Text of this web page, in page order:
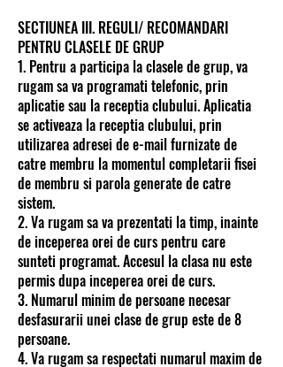
SECTIUNEA III. REGULI/ RECOMANDARI
PENTRU CLASELE DE GRUP
1. Pentru a participa la clasele de grup, va
rugam sa va programati telefonic, prin
aplicatie sau la receptia clubului. Aplicatia
se activeaza la receptia clubului, prin
utilizarea adresei de e-mail furnizate de
catre membru la momentul completarii fisei
de membru si parola generate de catre
sistem.
2. Va rugam sa va prezentati la timp, inainte
de inceperea orei de curs pentru care
sunteti programat. Accesul la clasa nu este
permis dupa inceperea orei de curs.
3. Numarul minim de persoane necesar
desfasurarii unei clase de grup este de 8
persoane.
4. Va rugam sa respectati numarul maxim de